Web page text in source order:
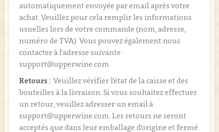
automatiquement envoyée par email après votre
achat. Veuillez pour cela remplir les informations
usuelles lors de votre commande (nom, adresse,
numéro de TVA). Vous pouvez également nous
contacter à l'adresse suivante :
support@upperwine.com.
Retours : Veuillez vérifier l'état de la caisse et des
bouteilles à la livraison. Si vous souhaitez effectuer
un retour, veuillez adresser un email à
support@upperwine.com. Les retours ne seront
acceptés que dans leur emballage d'origine et fermé.